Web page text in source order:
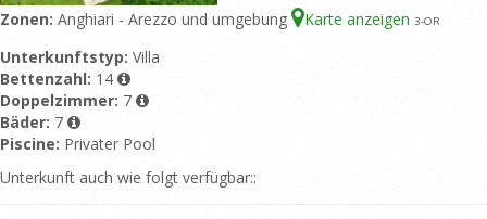
Zonen: Anghiari - Arezzo und umgebung Karte anzeigen 3-OR
Unterkunftstyp: Villa
Bettenzahl: 14
Doppelzimmer: 7
Bäder: 7
Piscine: Privater Pool
Unterkunft auch wie folgt verfügbar::